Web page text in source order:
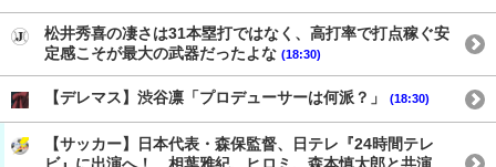
松井秀喜の凄さは31本塁打ではなく、高打率で打点稼ぐ安
定感こそが最大の武器だったよな (18:30)
【デレマス】渋谷凛「プロデューサーは何派？」 (18:30)
【サッカー】日本代表・森保監督、日テレ『24時間テレ
ビ』に出演へ！ 相葉雅紀、ヒロミ、森本慎太郎と共演